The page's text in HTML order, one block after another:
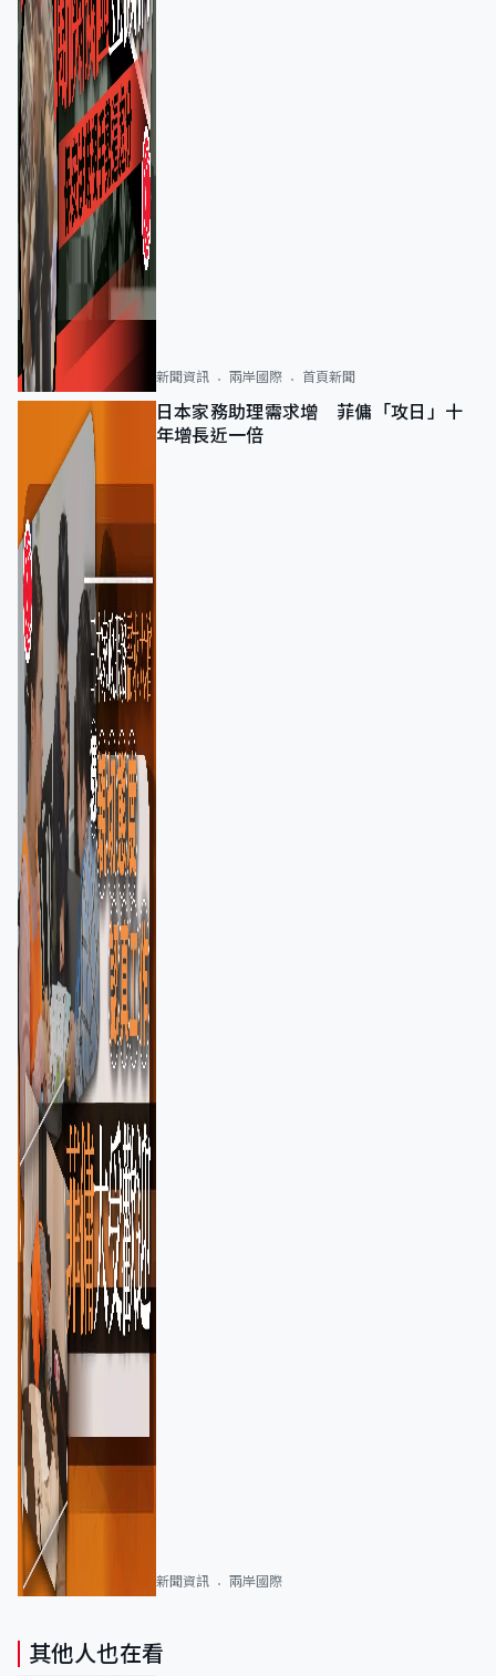
新聞資訊 兩岸國際 首頁新聞
日本家務助理需求增 菲傭「攻日」十
年增長近一倍
新聞資訊 兩岸國際
其他人也在看